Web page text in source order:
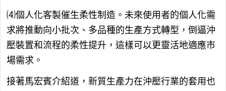
⑷個人化客製催生柔性制造。未來使用者的個人化需
求將推動向小批次、多品種的生產方式轉型，倒逼沖
壓裝置和流程的柔性提升，這樣可以更靈活地適應市
場需求。
接著馬宏賓介紹道，新質生產力在沖壓行業的套用也